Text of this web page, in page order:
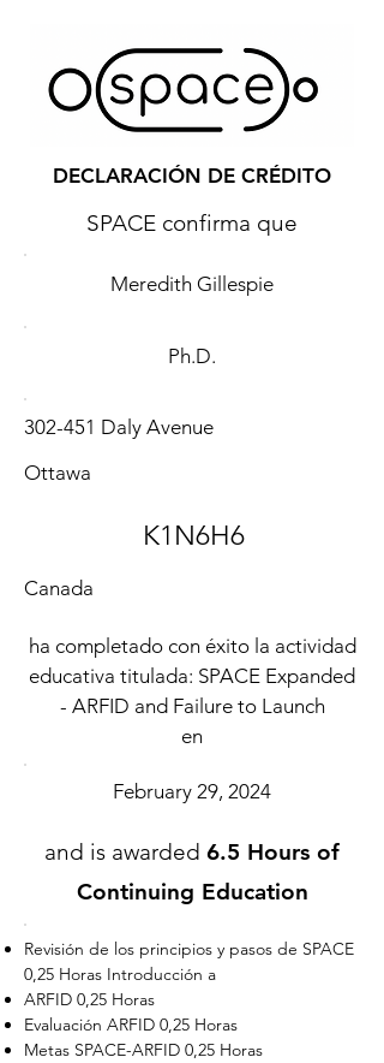
DECLARACIÓN DE CRÉDITO
SPACE confirma que
Meredith Gillespie
Ph.D.
302-451 Daly Avenue
Ottawa
K1N6H6
Canada
ha completado con éxito la actividad
educativa titulada: SPACE Expanded
- ARFID and Failure to Launch
en
February 29, 2024
and is awarded 6.5 Hours of
Continuing Education
Revisión de los principios y pasos de SPACE
0,25 Horas Introducción a
ARFID 0,25 Horas
Evaluación ARFID 0,25 Horas
Metas SPACE-ARFID 0,25 Horas